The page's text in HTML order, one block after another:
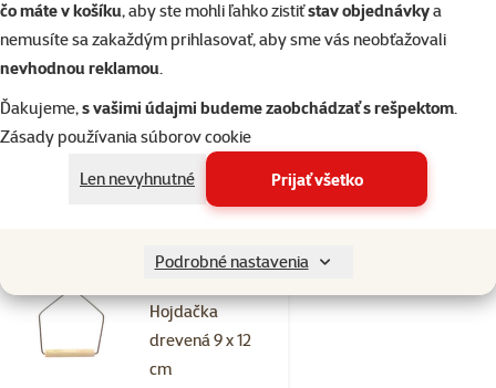
čo máte v košíku, aby ste mohli ľahko zistiťstav objednávkya
nemusíte sa zakaždým prihlasovať, aby sme vás neobťažovali
nevhodnou reklamou.
Ďakujeme,s vašimi údajmi budeme zaobchádzať s rešpektom.
Zásady používania súborov cookie
Len nevyhnutné
Prijať všetko
Podrobné nastavenia
12 cm
Cena
12,49 €
do košíka
Hojdačka
drevená 9 x 12
cm
Hodnotenie 0%